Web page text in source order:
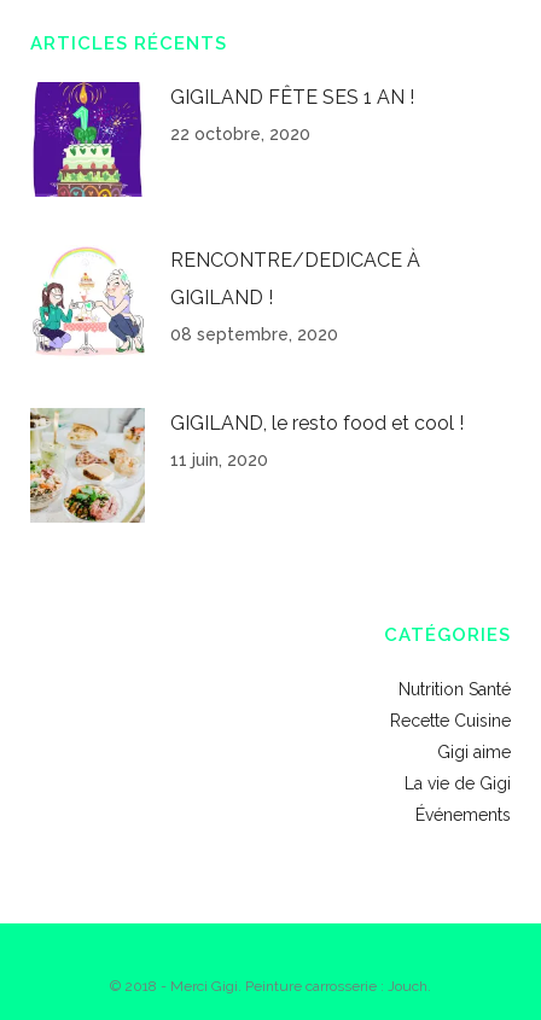
ARTICLES RÉCENTS
GIGILAND FÊTE SES 1 AN !
22 octobre, 2020
RENCONTRE/DEDICACE À
GIGILAND !
08 septembre, 2020
GIGILAND, le resto food et cool !
11 juin, 2020
CATÉGORIES
Nutrition Santé
Recette Cuisine
Gigi aime
La vie de Gigi
Événements
© 2018 - Merci Gigi. Peinture carrosserie : Jouch.